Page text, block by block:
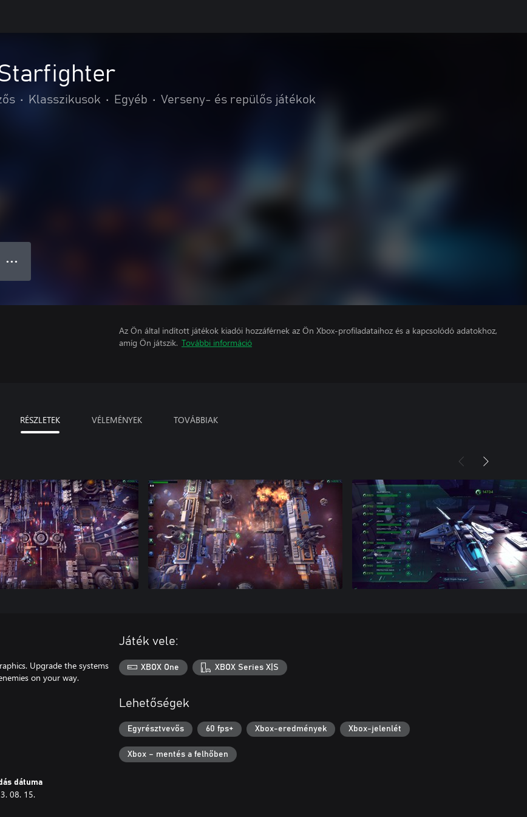
• Klasszikusok • Egyéb • Verseny- és repülős játékok
● ● ●
Az Ön által indított játékok kiadói hozzáférnek az Ön Xbox-profiladataihoz és a kapcsolódó adatokhoz,
amíg Ön játszik. További információ
RÉSZLETEK VÉLEMÉNYEK TOVÁBBIAK
Upgrade the systems
on your way.
dátuma
08. 15.
Játék vele:
XBOX One XBOX Series X|S
Lehetőségek
Egyrésztvevős 60 fps+ Xbox-eredmények Xbox-jelenlét
Xbox – mentés a felhőben